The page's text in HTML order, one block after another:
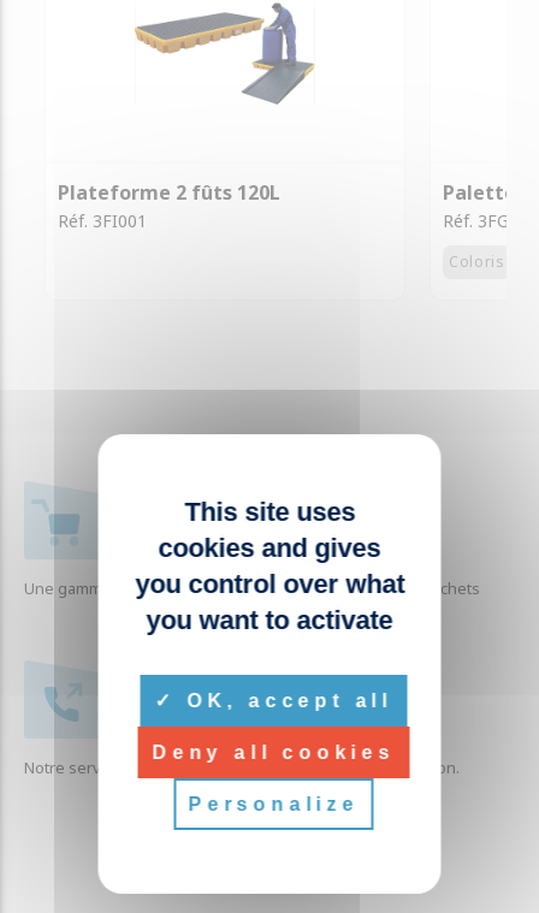
Plateforme 2 fûts 120L
Réf. 3FI001
Palette
Réf. 3FG003
Coloris
+ 1000 RÉFÉRENCES
Une gamme complète de produits liés à la collecte des déchets
SERVICE CLIENTÈLE
Notre service clients est à votre écoute pour toute question.
This site uses
cookies and gives
you control over what
you want to activate
OK, accept all
Deny all cookies
Personalize